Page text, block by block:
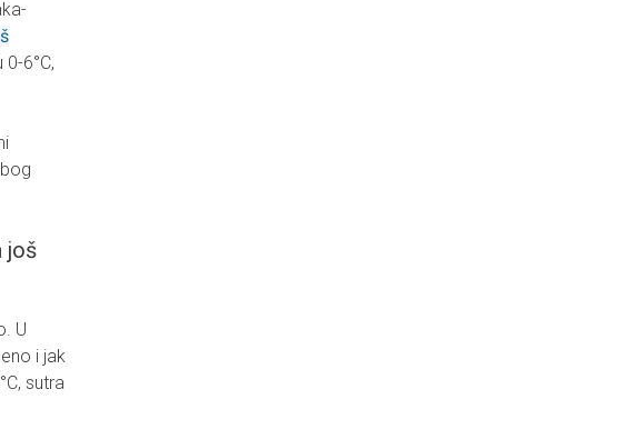
6°C,
još
U
i jak
sutra